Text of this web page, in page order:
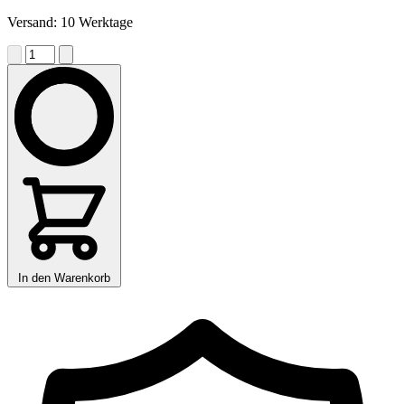
Versand: 10 Werktage
In den Warenkorb